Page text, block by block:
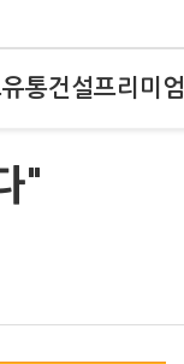
유통건설프리미엄
"